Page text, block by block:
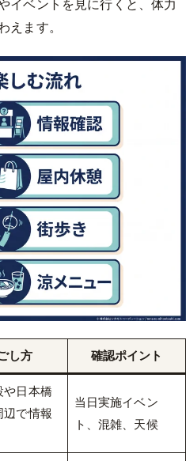
イベントを見に行くと、体力
えます。
し方 確認ポイント
や日本橋
辺で情報
当日実施イベン
ト、混雑、天候